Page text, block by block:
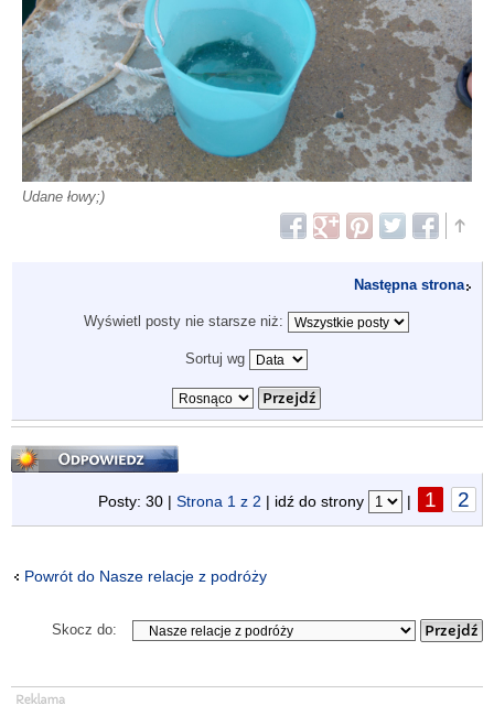
Udane łowy;)
Następna strona
Wyświetl posty nie starsze niż:
Sortuj wg
Odpowiedz
Posty: 30 | Strona 1 z 2 | idź do strony | 1 2
Powrót do Nasze relacje z podróży
Skocz do: